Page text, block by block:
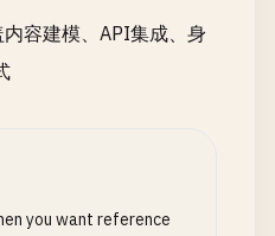
容建模、API集成、身
you want reference